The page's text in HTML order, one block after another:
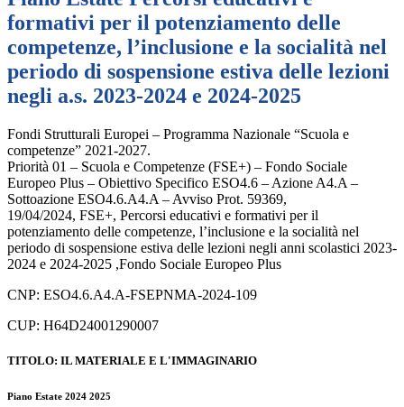
formativi per il potenziamento delle
competenze, l’inclusione e la socialità nel
periodo di sospensione estiva delle lezioni
negli a.s. 2023-2024 e 2024-2025
Fondi Strutturali Europei – Programma Nazionale “Scuola e
competenze” 2021-2027.
Priorità 01 – Scuola e Competenze (FSE+) – Fondo Sociale
Europeo Plus – Obiettivo Specifico ESO4.6 – Azione A4.A –
Sottoazione ESO4.6.A4.A – Avviso Prot. 59369,
19/04/2024, FSE+, Percorsi educativi e formativi per il
potenziamento delle competenze, l’inclusione e la socialità nel
periodo di sospensione estiva delle lezioni negli anni scolastici 2023-
2024 e 2024-2025 ,Fondo Sociale Europeo Plus
CNP: ESO4.6.A4.A-FSEPNMA-2024-109
CUP: H64D24001290007
TITOLO: IL MATERIALE E L'IMMAGINARIO
Piano Estate 2024 2025